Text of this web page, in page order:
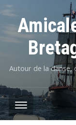
Autour de la danse,